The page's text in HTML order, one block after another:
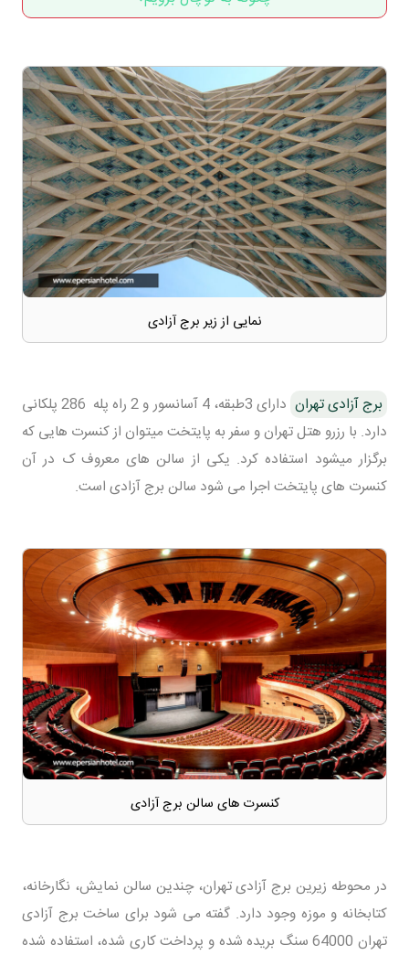
نمایی از زیر برج آزادی
برج آزادی تهران
دارای 3طبقه، 4 آسانسور و 2 راه پله 286 پلکانی
دارد. با رزرو هتل تهران و سفر به پایتخت میتوان از کنسرت هایی که
برگزار میشود استفاده کرد. یکی از سالن های معروف ک در آن
کنسرت های پایتخت اجرا می شود سالن برج آزادی است.
کنسرت های سالن برج آزادی
در محوطه زیرین برج آزادی تهران، چندین سالن نمایش، نگارخانه،
کتابخانه و موزه وجود دارد. گفته می شود برای ساخت برج آزادی
تهران 64000 سنگ بریده شده و پرداخت کاری شده، استفاده شده